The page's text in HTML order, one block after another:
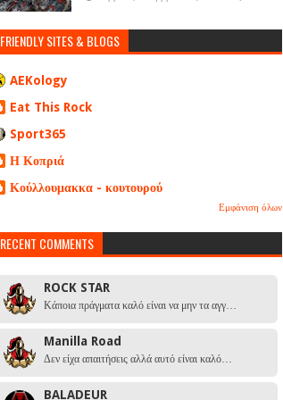
FRIENDLY SITES & BLOGS
AEKology
Eat This Rock
Sport365
Η Κοπριά
Κούλλουμακκα - κουτουρού
Εμφάνιση όλων
RECENT COMMENTS
ROCK STAR
Κάποια πράγματα καλό είναι να μην τα αγγ…
Manilla Road
Δεν είχα απαιτήσεις αλλά αυτό είναι καλό…
BALADEUR